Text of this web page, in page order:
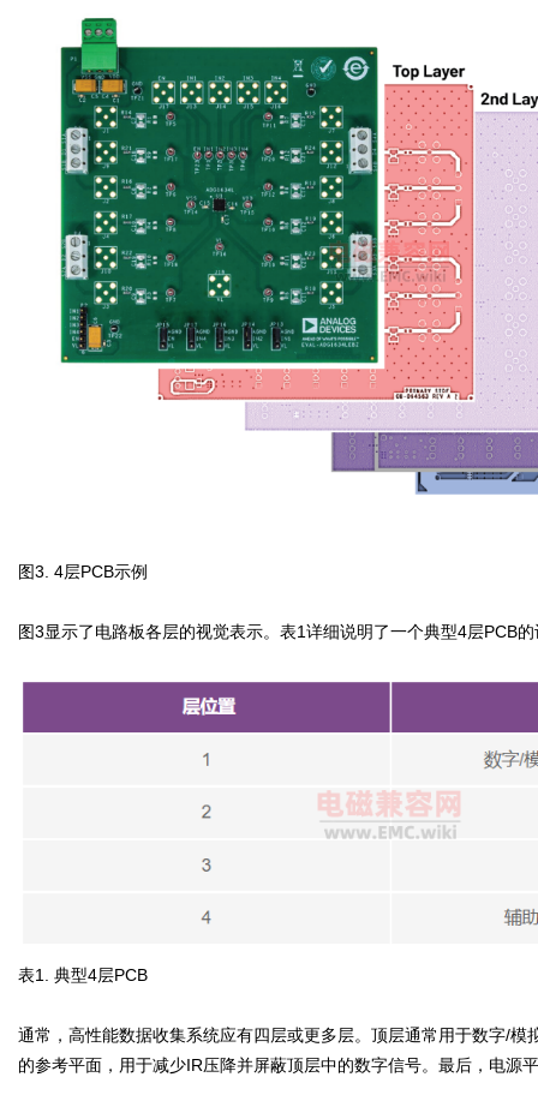
图3. 4层PCB示例
图3显示了电路板各层的视觉表示。表1详细说明了一个典型4层PCB
表1. 典型4层PCB
通常，高性能数据收集系统应有四层或更多层。顶层通常用于数字/
的参考平面，用于减少IR压降并屏蔽顶层中的数字信号。最后，电源